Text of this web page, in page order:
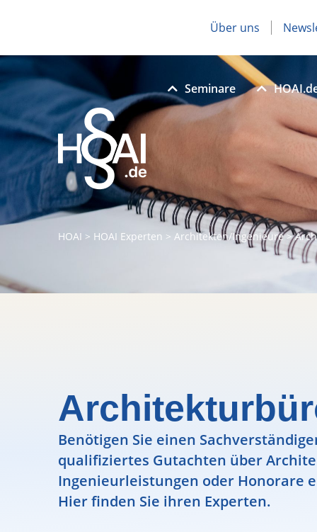
Über uns
Seminare
HOAI > HOAI Experten > Architekten/Ingenieure>
Benötigen Sie einen
qualifiziertes Gutachten über
Ingenieurleistungen oder Honorare
Hier finden Sie ihren Experten.